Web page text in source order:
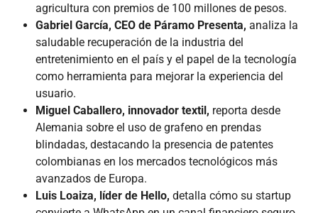
agricultura con premios de 100 millones de pesos.
Gabriel García, CEO de Páramo Presenta, analiza la
saludable recuperación de la industria del
entretenimiento en el país y el papel de la tecnología
como herramienta para mejorar la experiencia del
usuario.
Miguel Caballero, innovador textil, reporta desde
Alemania sobre el uso de grafeno en prendas
blindadas, destacando la presencia de patentes
colombianas en los mercados tecnológicos más
avanzados de Europa.
Luis Loaiza, líder de Hello, detalla cómo su startup